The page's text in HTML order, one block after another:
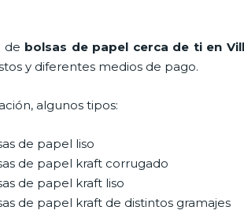
de bolsas de papel cerca de ti en
y diferentes medios de pago.
algunos tipos:
de papel liso
de papel kraft corrugado
de papel kraft liso
de papel kraft de distintos gramajes